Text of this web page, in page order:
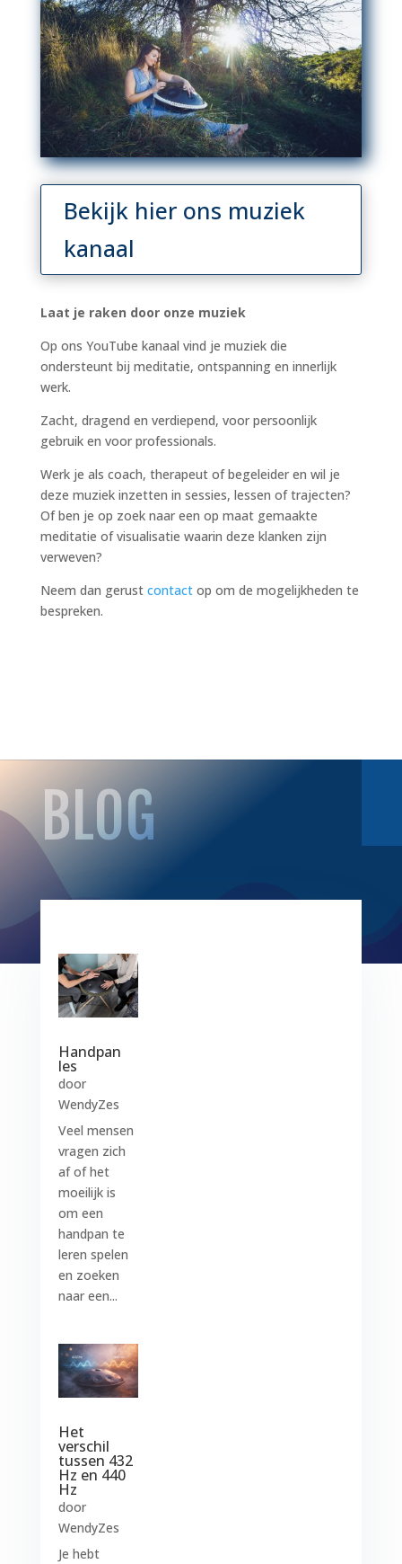
Bekijk hier ons muziek
kanaal
Laat je raken door onze muziek
Op ons YouTube kanaal vind je muziek die
ondersteunt bij meditatie, ontspanning en innerlijk
werk.
Zacht, dragend en verdiepend, voor persoonlijk
gebruik en voor professionals.
Werk je als coach, therapeut of begeleider en wil je
deze muziek inzetten in sessies, lessen of trajecten?
Of ben je op zoek naar een op maat gemaakte
meditatie of visualisatie waarin deze klanken zijn
verweven?
Neem dan gerust contactop om de mogelijkheden te
bespreken.
BLOG
Handpan
les
door
WendyZes
Veel mensen
vragen zich
af of het
moeilijk is
om een
handpan te
leren spelen
en zoeken
naar een...
Het
verschil
tussen 432
Hz en 440
Hz
door
WendyZes
Je hebt